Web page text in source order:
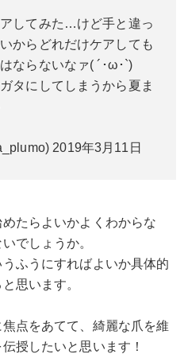
してみた…けど手と違っ
からどれだけケアしても
ならないなァ( ´･ω･`)
タにしてしまうから夏ま
2019年3月11日
たらよいかよくわからな
でしょうか。
ふうにすればよいか具体的
思います。
点をあてて、綺麗な爪を維
授したいと思います！